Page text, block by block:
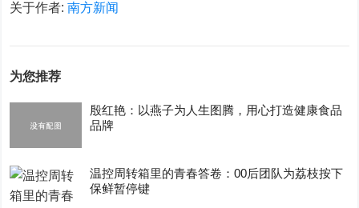
关于作者:南方新闻
为您推荐
殷红艳：以燕子为人生图腾，用心打造健康食品
品牌
温控周转箱里的青春答卷：00后团队为荔枝按下
保鲜暂停键